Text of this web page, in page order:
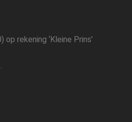
rekening ‘Kleine Prins’